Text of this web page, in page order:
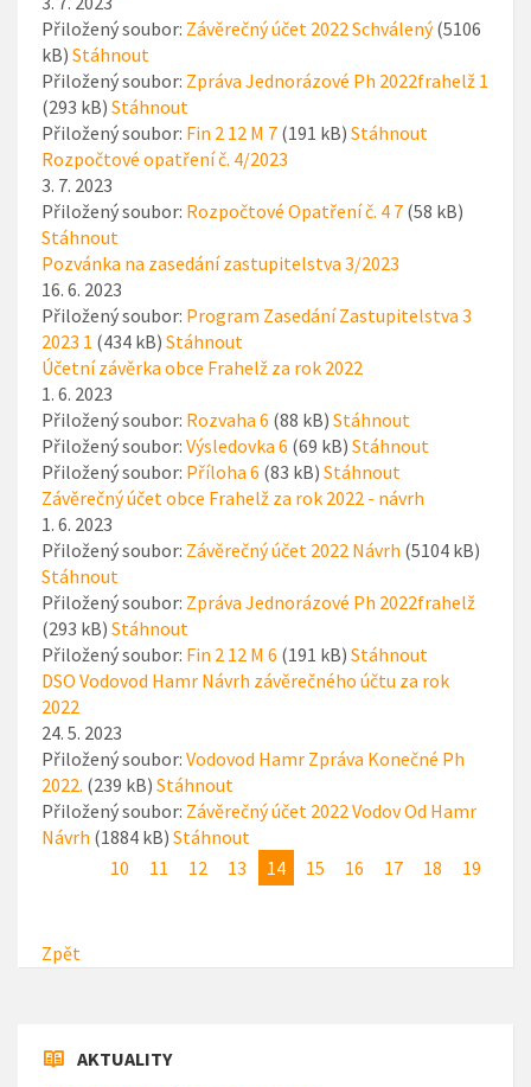
Přiložený soubor: Závěrečný účet 2022 Schválený(5106
kB) Stáhnout
Přiložený soubor: Zpráva Jednorázové Ph 2022frahelž 1
(293 kB) Stáhnout
Přiložený soubor: Fin 2 12 M 7 (191 kB) Stáhnout
Rozpočtové opatření č. 4/2023
3. 7. 2023
Přiložený soubor: Rozpočtové Opatření č. 4 7 (58 kB)
Stáhnout
Pozvánka na zasedání zastupitelstva 3/2023
16. 6. 2023
Přiložený soubor: Program Zasedání Zastupitelstva 3
2023 1 (434 kB) Stáhnout
Účetní závěrka obce Frahelž za rok 2022
1. 6. 2023
Přiložený soubor: Rozvaha 6 (88 kB) Stáhnout
Přiložený soubor: Výsledovka 6 (69 kB) Stáhnout
Přiložený soubor: Příloha 6 (83 kB) Stáhnout
Závěrečný účet obce Frahelž za rok 2022 - návrh
1. 6. 2023
Přiložený soubor: Závěrečný účet 2022 Návrh (5104 kB)
Stáhnout
Přiložený soubor: Zpráva Jednorázové Ph 2022frahelž
(293 kB) Stáhnout
Přiložený soubor: Fin 2 12 M 6 (191 kB) Stáhnout
DSO Vodovod Hamr Návrh závěrečného účtu za rok
2022
24. 5. 2023
Přiložený soubor: Vodovod Hamr Zpráva Konečné Ph
2022. (239 kB) Stáhnout
Přiložený soubor: Závěrečný účet 2022 Vodov Od Hamr
Návrh (1884 kB) Stáhnout
10
11 12 13 14 15 16 17 18 19
Zpět
AKTUALITY